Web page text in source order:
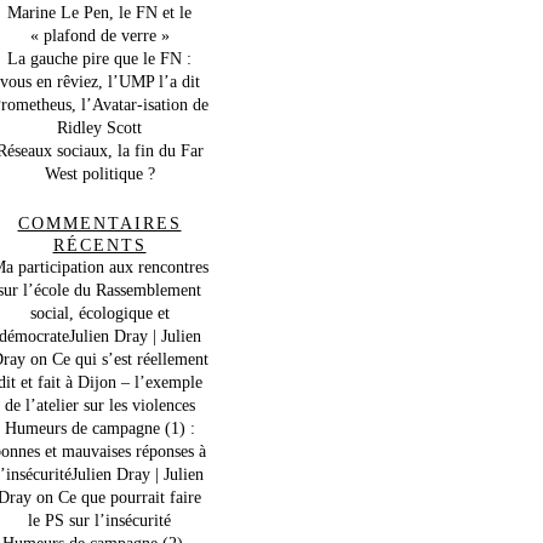
Marine Le Pen, le FN et le
« plafond de verre »
La gauche pire que le FN :
vous en rêviez, l’UMP l’a dit
l’Avatar-isation de
Ridley Scott
sociaux, la fin du Far
West politique ?
COMMENTAIRES
RÉCENTS
participation aux rencontres
l’école du Rassemblement
social, écologique et
démocrateJulien Dray | Julien
on Ce qui s’est réellement
et fait à Dijon – l’exemple
de l’atelier sur les violences
Humeurs de campagne (1) :
et mauvaises réponses à
Dray | Julien
on Ce que pourrait faire
le PS sur l’insécurité